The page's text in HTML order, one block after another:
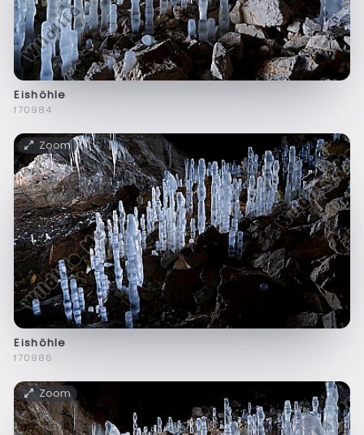
Eishöhle
f70984
Zoom
Eishöhle
f70986
Zoom